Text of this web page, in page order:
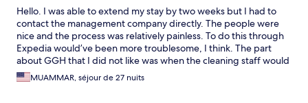
Hello. I was able to extend my stay by two weeks but I had to
contact the management company directly. The people were
nice and the process was relatively painless. To do this through
Expedia would’ve been more troublesome, I think. The part
about GGH that I did not like was when the cleaning staff would
come in a clean things up. I had to kind of stay out of their way
and they came off as a bit standoff-ish and rude. However,
MUAMMAR, séjour de 27 nuits